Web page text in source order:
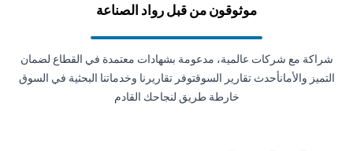
موثوقون من قبل رواد الصناعة
شراكة مع شركات عالمية، مدعومة بشهادات معتمدة في القطاع لضمان
التميز والأمانأحدث تقارير السوقتوفر تقاريرنا وخدماتنا البحثية في السوق
خارطة طريق لنجاحك القادم